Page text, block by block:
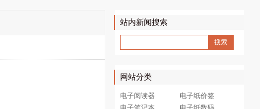
站内新闻搜索
网站分类
电子阅读器
电子纸价签